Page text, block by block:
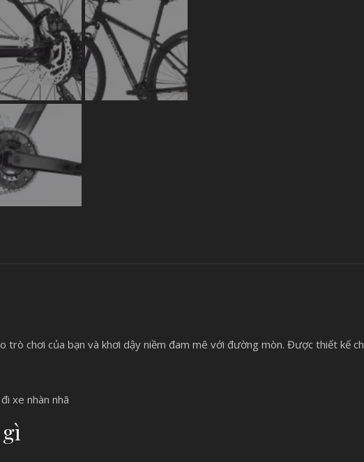
trò chơi của bạn và khơi dậy niềm đam mê với đường mòn. Được thiết kế
xe nhàn nhã